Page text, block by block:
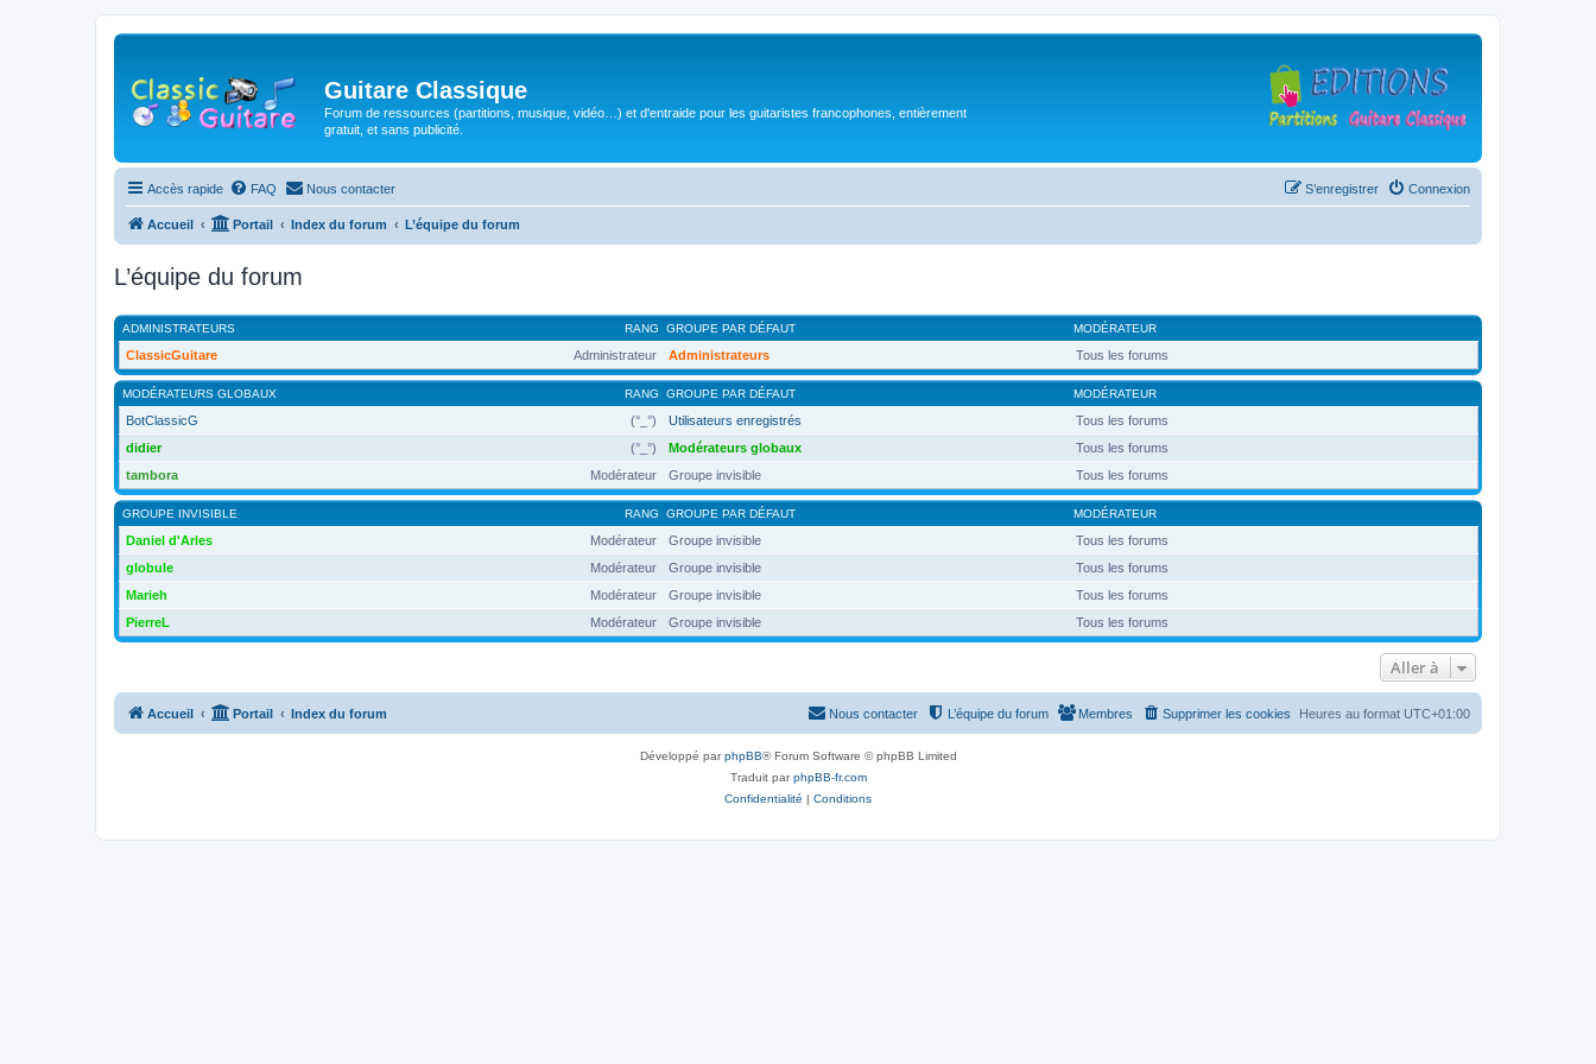
Guitare Classique
Forum de ressources (partitions, musique, vidéo…) et d'entraide pour les guitaristes francophones, entièrement
gratuit, et sans publicité.
Accès rapide FAQ Nous contacter Connexion
S’enregistrer
Accueil Portail Index du forum L’équipe du forum
L’équipe du forum
RANG
ADMINISTRATEURS GROUPE PAR DÉFAUT MODÉRATEUR
Administrateur
ClassicGuitare Administrateurs Tous les forums
RANG
MODÉRATEURS GLOBAUX GROUPE PAR DÉFAUT MODÉRATEUR
(°_°)
BotClassicG Utilisateurs enregistrés
Tous les forums
(°_°)
didier Modérateurs globaux
Tous les forums
Modérateur
tambora Groupe invisible Tous les forums
RANG
GROUPE INVISIBLE GROUPE PAR DÉFAUT MODÉRATEUR
Modérateur
Daniel d'Arles Groupe invisible
Tous les forums
Modérateur
globule Groupe invisible
Tous les forums
Modérateur
Marieh Groupe invisible
Tous les forums
Modérateur
PierreL Groupe invisible Tous les forums
Aller à
Accueil Portail Index du forum Heures au format UTC+01:00
Supprimer les cookies
Membres
L’équipe du forum
Nous contacter
Développé parphpBB® Forum Software © phpBB Limited
Traduit parphpBB-fr.com
Confidentialité | Conditions